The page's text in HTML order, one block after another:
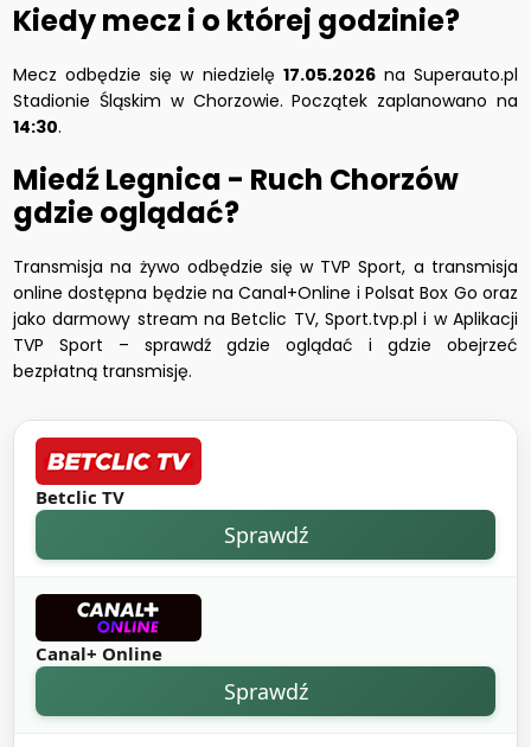
Kiedy mecz i o której godzinie?
Mecz odbędzie się w niedzielę 17.05.2026na Superauto.pl
Stadionie Śląskim w Chorzowie. Początek zaplanowano na
14:30.
Miedź Legnica - Ruch Chorzów
gdzie oglądać?
Transmisja na żywo odbędzie się w TVP Sport, a transmisja
online dostępna będzie na Canal+Online i Polsat Box Go oraz
jako darmowy stream na Betclic TV, Sport.tvp.pl i w Aplikacji
TVP Sport – sprawdź gdzie oglądać i gdzie obejrzeć
bezpłatną transmisję.
Betclic TV
Sprawdź
Canal+ Online
Sprawdź